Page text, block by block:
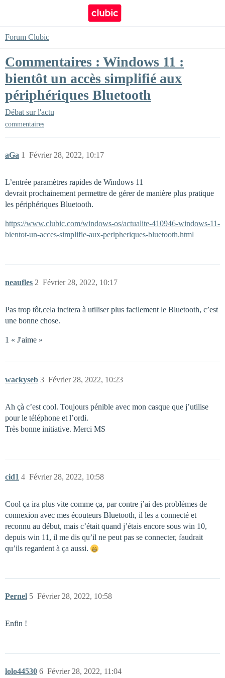
Forum Clubic
Commentaires : Windows 11 :
bientôt un accès simplifié aux
périphériques Bluetooth
Débat sur l'actu
commentaires
aGa Février 28, 2022, 10:17
1
L’entrée paramètres rapides de Windows 11
devrait prochainement permettre de gérer de manière plus pratique
les périphériques Bluetooth.
https://www.clubic.com/windows-os/actualite-410946-windows-11-
bientot-un-acces-simplifie-aux-peripheriques-bluetooth.html
neaufles Février 28, 2022, 10:17
2
Pas trop tôt,cela incitera à utiliser plus facilement le Bluetooth, c’est
une bonne chose.
1 « J'aime »
wackyseb Février 28, 2022, 10:23
3
Ah çà c’est cool. Toujours pénible avec mon casque que j’utilise
pour le téléphone et l’ordi.
Très bonne initiative. Merci MS
cid1 Février 28, 2022, 10:58
4
Cool ça ira plus vite comme ça, par contre j’ai des problèmes de
connexion avec mes écouteurs Bluetooth, il les a connecté et
reconnu au début, mais c’était quand j’étais encore sous win 10,
depuis win 11, il me dis qu’il ne peut pas se connecter, faudrait
qu’ils regardent à ça aussi.
Pernel Février 28, 2022, 10:58
5
Enfin !
lolo44530 Février 28, 2022, 11:04
6